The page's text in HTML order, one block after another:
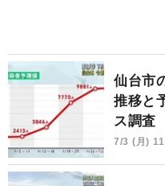
仙台市
推移と
ス調査
7/3 (月)